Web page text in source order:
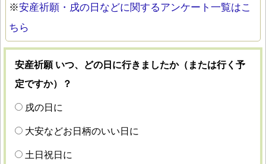
※安産祈願・戌の日などに関するアンケート一覧はこ
ちら
安産祈願 いつ、どの日に行きましたか（または行く予
定ですか）？
戌の日に
大安などお日柄のいい日に
土日祝日に